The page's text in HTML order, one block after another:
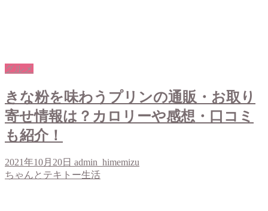
グルメ
きな粉を味わうプリンの通販・お取り
寄せ情報は？カロリーや感想・口コミ
も紹介！
2021年10月20日 admin_himemizu
ちゃんとテキトー生活